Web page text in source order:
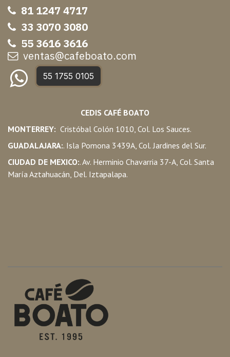
81 1247 4717
33 3070 3080
55 3616 3616
ventas@cafeboato.com
55 1755 0105
CEDIS CAFÉ BOATO
MONTERREY: Cristóbal Colón 1010, Col. Los Sauces.
GUADALAJARA:. Isla Pomona 3439A, Col. Jardines del Sur.
CIUDAD DE MEXICO:. Av. Herminio Chavarria 37-A, Col. Santa
María Aztahuacán, Del. Iztapalapa.